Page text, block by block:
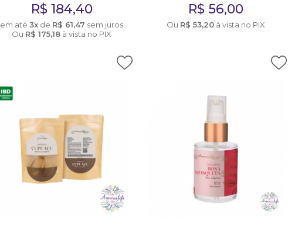
R$ 184,40
em até 3x de R$ 61,47 sem juros
Ou R$175,18 à vista no PIX
R$ 56,00
Ou R$53,20 à vista no PIX